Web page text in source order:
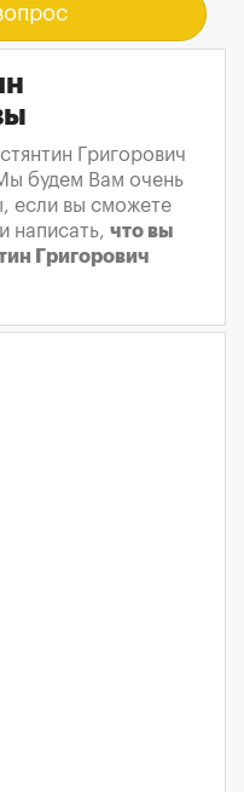
Григорович
будем Вам очень
если вы сможете
написать, что вы
Григорович